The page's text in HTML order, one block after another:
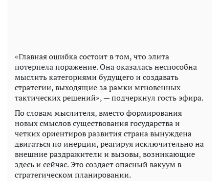
«Главная ошибка состоит в том, что элита
потерпела поражение. Она оказалась неспособна
мыслить категориями будущего и создавать
стратегии, выходящие за рамки мгновенных
тактических решений», — подчеркнул гость эфира.
По словам мыслителя, вместо формирования
новых смыслов существования государства и
четких ориентиров развития страна вынуждена
двигаться по инерции, реагируя исключительно на
внешние раздражители и вызовы, возникающие
здесь и сейчас. Это создает опасный вакуум в
стратегическом планировании.